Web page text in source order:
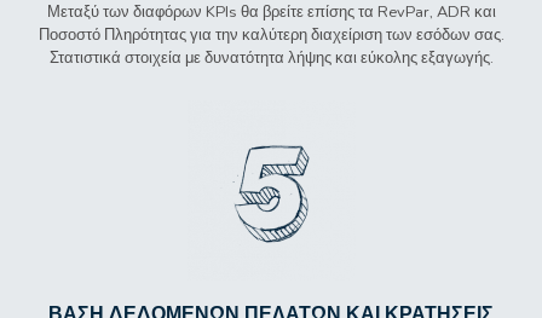
Μεταξύ των διαφόρων KPIs θα βρείτε επίσης τα RevPar, ADR και
Ποσοστό Πληρότητας για την καλύτερη διαχείριση των εσόδων σας.
Στατιστικά στοιχεία με δυνατότητα λήψης και εύκολης εξαγωγής.